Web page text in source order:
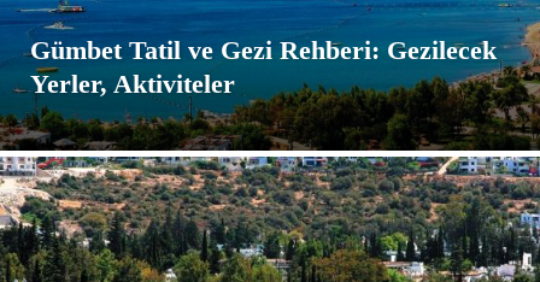
Gümbet Tatil ve Gezi Rehberi: Gezilecek
Yerler, Aktiviteler